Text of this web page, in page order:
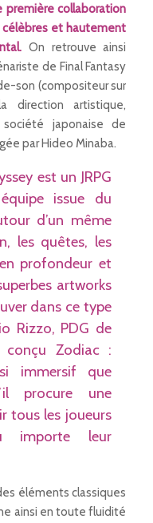
première collaboration
et hautement
On retrouve ainsi
de Final Fantasy
son (compositeur sur
artistique,
société japonaise de
par Hideo Minaba.
est un JRPG
issue du
d’un même
les quêtes, les
profondeur et
artworks
dans ce type
Rizzo, PDG de
conçu Zodiac :
immersif que
procure une
tous les joueurs
importe leur
éléments classiques
ainsi en toute fluidité